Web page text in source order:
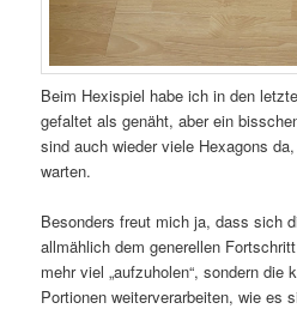
Beim Hexispiel habe ich in den
gefaltet als genäht, aber ein
sind auch wieder viele Hexagons
warten.
Besonders freut mich ja, dass sich
allmählich dem generellen
mehr viel „aufzuholen“, sondern
Portionen weiterverarbeiten, wie es